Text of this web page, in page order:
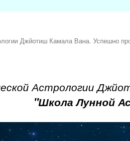
Джйотиш Камала Вана. Успешно
Астрологии
"Школа Лунной